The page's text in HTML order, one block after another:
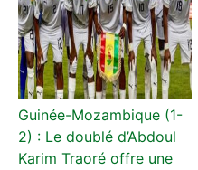
Guinée-Mozambique (1-
2) : Le doublé d’Abdoul
Karim Traoré offre une